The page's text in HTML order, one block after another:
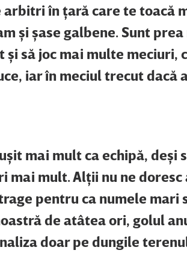
arbitri în ţară care te toacă
şi şase galbene. Sunt
să joc mai multe meciuri,
iar în meciul trecut dacă
mai mult ca echipă,
mai mult. Alţii nu ne
pentru ca numele
de atâtea ori, golul
doar pe dungile